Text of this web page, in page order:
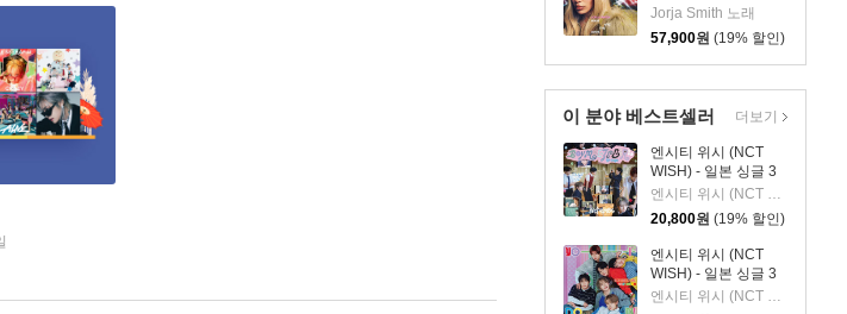
The Odds [심플 바이
올렛 컬러 LP]
Jorja Smith 노래
57,900원 (19% 할인)
이 분야 베스트셀러
엔시티 위시 (NCT
WISH) - 일본 싱글 3
집 YO-I-DON! / BOY
MEETS GIRL [통상판
BOY MEETS GIRL
Ver.]
엔시티 위시 (NCT WISH)
20,800원 (19% 할인)
엔시티 위시 (NCT
WISH) - 일본 싱글 3
집 YO-I-DON! / BOY엔시티 위시 (NCT WISH)
더보기